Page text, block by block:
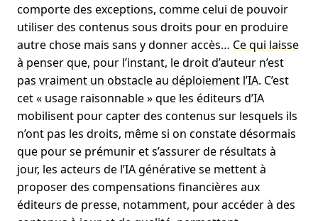
comporte des exceptions, comme celui de pouvoir
utiliser des contenus sous droits pour en produire
autre chose mais sans y donner accès… Ce qui laisse
à penser que, pour l’instant, le droit d’auteur n’est
pas vraiment un obstacle au déploiement l’IA. C’est
cet « usage raisonnable » que les éditeurs d’IA
mobilisent pour capter des contenus sur lesquels ils
n’ont pas les droits, même si on constate désormais
que pour se prémunir et s’assurer de résultats à
jour, les acteurs de l’IA générative se mettent à
proposer des compensations financières aux
éditeurs de presse, notamment, pour accéder à des